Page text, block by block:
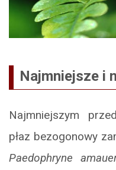
Najmniejsze i
Najmniejszym
płaz bezogonowy
Paedophryne